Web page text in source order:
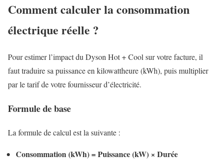
Comment calculer la consommation
électrique réelle ?
Pour estimer l’impact du Dyson Hot + Cool sur votre facture, il
faut traduire sa puissance en kilowattheure (kWh), puis multiplier
par le tarif de votre fournisseur d’électricité.
Formule de base
La formule de calcul est la suivante :
Consommation (kWh) = Puissance (kW) × Durée